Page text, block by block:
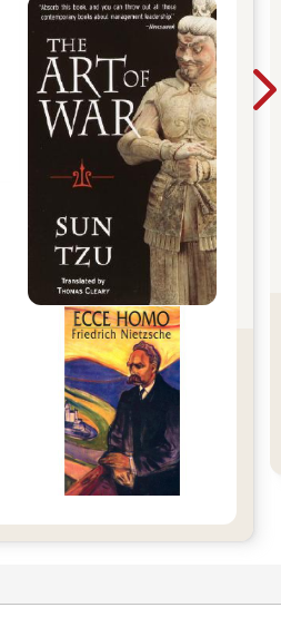
他來是為了討論攝影，而這些事跟
說他的，而同桌對面那個人卻在說
，只是種尷尬的互動。
潛在客戶之後，會回到辦公室，花
至長達三十頁。他一寫好就興沖沖
等待回音，一等就是幾天、幾週，
託別人了。
他僅有的幾位客戶，付的酬勞還不
快，他向父親借錢，也刷爆了妻子
也是他的員工。工作室要是倒閉，
連日子都過不下去了。不趕快出現
將倒閉的企業，都要面臨的難堪現
後關門。他的妻子莎拉後來對我
，她已經麻木了。她親口對我說：
怕了。」
淡寫了。
越艱難，他就越急著爭取下個案
望氣息的推銷員，就會知道跟這種
嗅到這種氣息，有時會趁機殺價，
但大多數潛在客戶看見他如此焦
能否完成使命。
心急如焚，還是因為脫離舒適圈？
能力平平，對吧？誰也不想跟能力
什麼經驗嘛。我們還是要選擇有實